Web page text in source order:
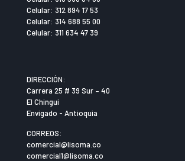
Celular: 312 894 17 53
Celular: 314 688 55 00
Celular: 311 634 47 39
DIRECCIÓN:
Carrera 25 # 39 Sur – 40
El Chingui
Envigado - Antioquia
CORREOS:
comercial@lisoma.co
comercial1@lisoma.co